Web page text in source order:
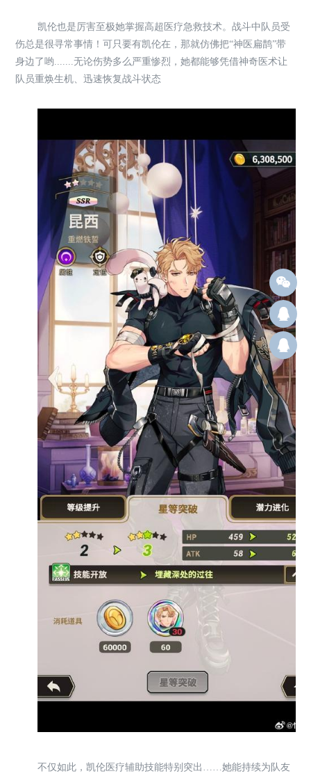
凯伦也是厉害至极她掌握高超医疗急救技术。战斗中队员受
伤总是很寻常事情！可只要有凯伦在，那就仿佛把“神医扁鹊”带
身边了哟.......无论伤势多么严重惨烈，她都能够凭借神奇医术让
队员重焕生机、迅速恢复战斗状态
不仅如此，凯伦医疗辅助技能特别突出……她能持续为队友
群